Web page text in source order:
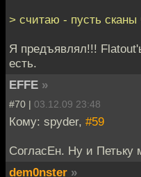
> считаю - пусть сканы
Я предъявлял!!!
есть.
EFFE »
#70 | 03.12.09 23:48
Кому: spyder, #59
СогласЕн. Ну и Петьку
dem0nster »